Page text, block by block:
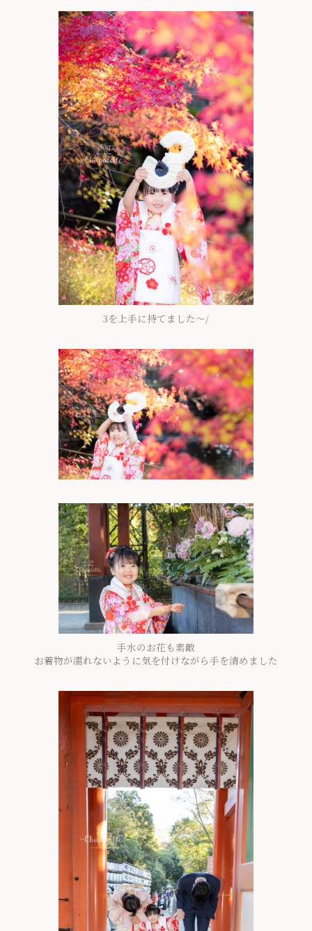
3を上手に持てました～/
手水のお花も素敵
お着物が濡れないように気を付けながら手を清めました